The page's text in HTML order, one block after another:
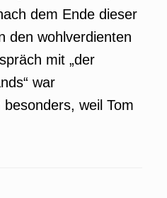
dem Ende dieser
den wohlverdienten
mit „der
war
weil Tom